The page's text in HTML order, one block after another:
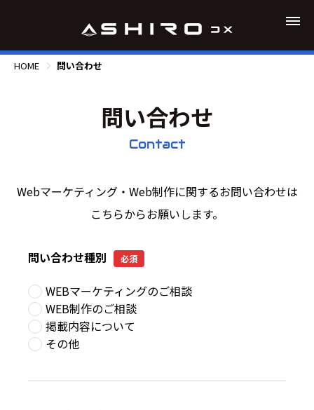
HOME 問い合わせ
問い合わせ
Contact
Webマーケティング・Web制作に関するお問い合わせは
こちらからお願いします。
問い合わせ種別 必須
WEBマーケティングのご相談
WEB制作のご相談
掲載内容について
その他